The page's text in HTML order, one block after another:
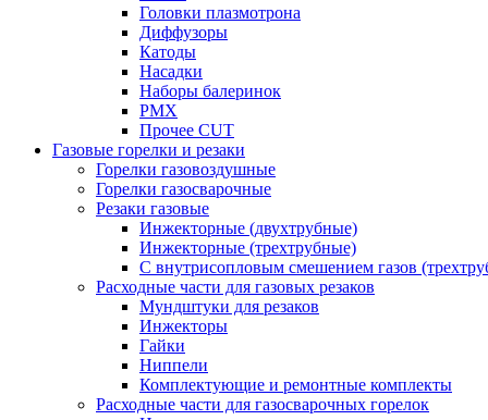
Головки плазмотрона
Диффузоры
Катоды
Насадки
Наборы балеринок
PMX
Прочее CUT
Газовые горелки и резаки
Горелки газовоздушные
Горелки газосварочные
Резаки газовые
Инжекторные (двухтрубные)
Инжекторные (трехтрубные)
С внутрисопловым смешением газов
Расходные части для газовых резаков
Мундштуки для резаков
Инжекторы
Гайки
Ниппели
Комплектующие и ремонтные комплекты
Расходные части для газосварочных горелок